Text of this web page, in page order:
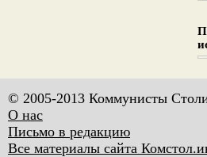
© 2005-2013 Коммунисты
О нас
Письмо в редакцию
Все материалы сайта